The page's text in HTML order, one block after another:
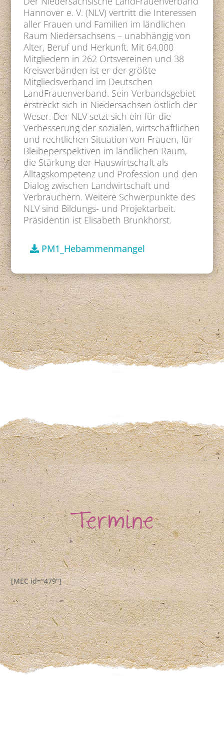
Hannover e. V. (NLV) vertritt die Interessen
aller Frauen und Familien im ländlichen
Raum Niedersachsens – unabhängig von
Alter, Beruf und Herkunft. Mit 64.000
Mitgliedern in 262 Ortsvereinen und 38
Kreisverbänden ist er der größte
Mitgliedsverband im Deutschen
LandFrauenverband. Sein Verbandsgebiet
erstreckt sich in Niedersachsen östlich der
Weser. Der NLV setzt sich ein für die
Verbesserung der sozialen, wirtschaftlichen
und rechtlichen Situation von Frauen, für
Bleibeperspektiven im ländlichen Raum,
die Stärkung der Hauswirtschaft als
Alltagskompetenz und Profession und den
Dialog zwischen Landwirtschaft und
Verbrauchern. Weitere Schwerpunkte des
NLV sind Bildungs- und Projektarbeit.
Präsidentin ist Elisabeth Brunkhorst.
PM1_Hebammenmangel
Termine
[MEC id="479"]